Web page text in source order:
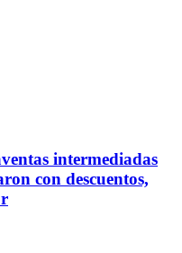
intermediadas
con descuentos,